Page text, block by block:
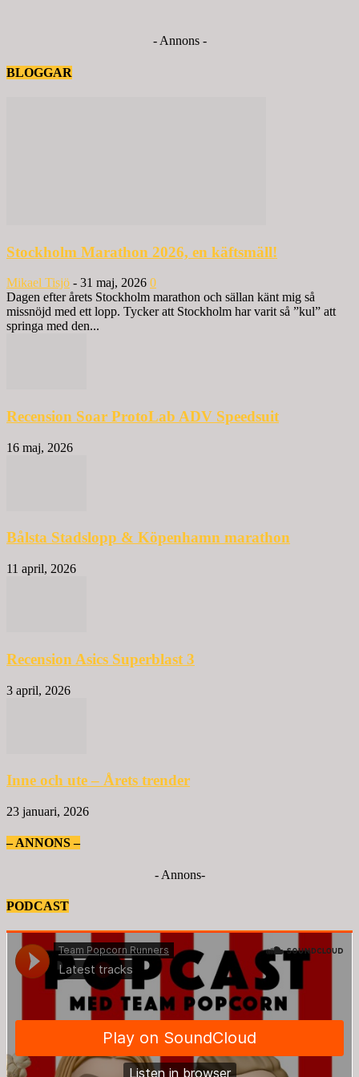
- Annons -
BLOGGAR
Stockholm Marathon 2026, en käftsmäll!
Mikael Tisjö - 31 maj, 2026 0
Dagen efter årets Stockholm marathon och sällan känt mig så
missnöjd med ett lopp. Tycker att Stockholm har varit så ”kul” att
springa med den...
Recension Soar ProtoLab ADV Speedsuit
16 maj, 2026
Bålsta Stadslopp & Köpenhamn marathon
11 april, 2026
Recension Asics Superblast 3
3 april, 2026
Inne och ute – Årets trender
23 januari, 2026
– ANNONS –
- Annons-
PODCAST